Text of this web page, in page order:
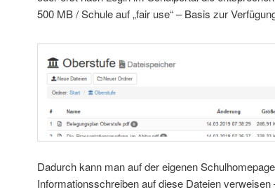
500 MB / Schule auf „fair use“ – Basis zur
Dadurch kann man auf der eigenen
Informationsschreiben auf diese Dateien